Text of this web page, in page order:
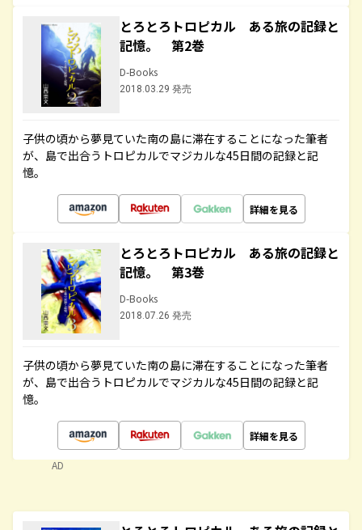
とろとろトロピカル ある旅の記録と
記憶。 第2巻
D-Books
2018.03.29 発売
子供の頃から夢見ていた南の島に滞在することになった筆者
が、島で出合うトロピカルでマジカルな45日間の記録と記
憶。
詳細を見る
とろとろトロピカル ある旅の記録と
記憶。 第3巻
D-Books
2018.07.26 発売
子供の頃から夢見ていた南の島に滞在することになった筆者
が、島で出合うトロピカルでマジカルな45日間の記録と記
憶。
詳細を見る
AD